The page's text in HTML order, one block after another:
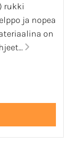
rukki
ja nopea
on